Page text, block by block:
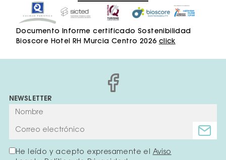
Documento Informe certificado Sostenibilidad
Bioscore Hotel RH Murcia Centro 2026 click
NEWSLETTER
He leído y acepto expresamente el Aviso